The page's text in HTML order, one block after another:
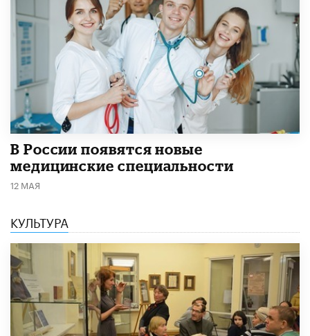
В России появятся новые
медицинские специальности
12 МАЯ
КУЛЬТУРА